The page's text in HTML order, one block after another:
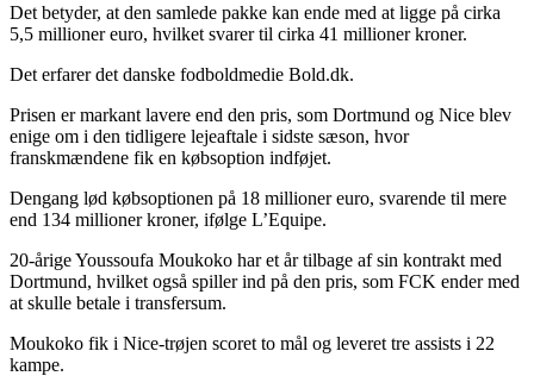
Det betyder, at den samlede pakke kan ende med at ligge på cirka
5,5 millioner euro, hvilket svarer til cirka 41 millioner kroner.
Det erfarer det danske fodboldmedie Bold.dk.
Prisen er markant lavere end den pris, som Dortmund og Nice blev
enige om i den tidligere lejeaftale i sidste sæson, hvor
franskmændene fik en købsoption indføjet.
Dengang lød købsoptionen på 18 millioner euro, svarende til mere
end 134 millioner kroner, ifølge L’Equipe.
20-årige Youssoufa Moukoko har et år tilbage af sin kontrakt med
Dortmund, hvilket også spiller ind på den pris, som FCK ender med
at skulle betale i transfersum.
Moukoko fik i Nice-trøjen scoret to mål og leveret tre assists i 22
kampe.